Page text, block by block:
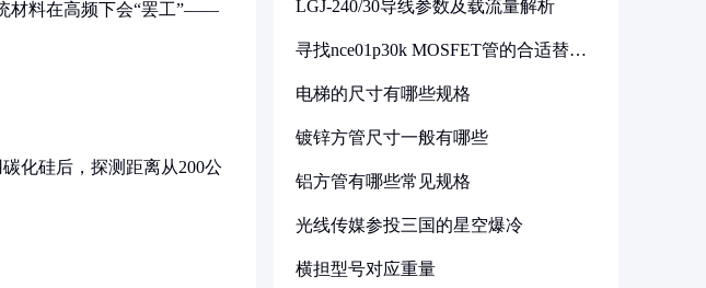
材料在高频下会“罢工”——
化硅后，探测距离从200公
LGJ-240/30导线参数及载流量解析
寻找nce01p30k MOSFET管的合适替代
电梯的尺寸有哪些规格
镀锌方管尺寸一般有哪些
铝方管有哪些常见规格
光线传媒参投三国的星空爆冷
横担型号对应重量